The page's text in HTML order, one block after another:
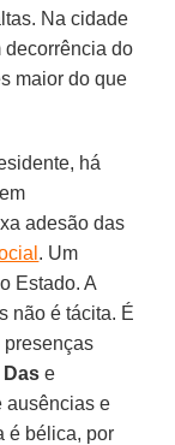
Na cidade
decorrência do
maior do que
há
adesão das
. Um
Estado. A
não é tácita. É
presenças
Das e
ausências e
é bélica, por